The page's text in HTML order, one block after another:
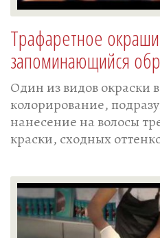
Трафаретное
запоминающийся
Один из видов окраски
колорирование,
нанесение на волосы
краски, сходных